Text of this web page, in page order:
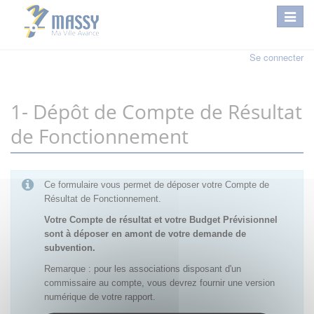
Se connecter
1- Dépôt de Compte de Résultat
de Fonctionnement
Ce formulaire vous permet de déposer votre Compte de
Résultat de Fonctionnement.
Votre Compte de résultat et votre Budget Prévisionnel
sont à déposer en amont de votre demande de
subvention.
Remarque : pour les associations disposant d'un
commissaire au compte, vous devrez fournir une version
numérique de votre rapport.